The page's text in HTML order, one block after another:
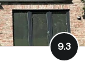
9.3